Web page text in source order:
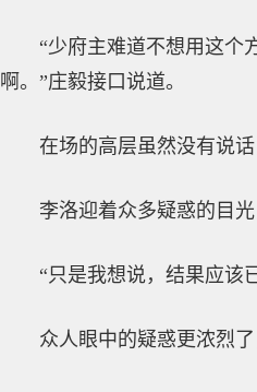
“少府主难道不想用这个
啊。”庄毅接口说道。
在场的高层虽然没有说
李洛迎着众多疑惑的目
“只是我想说，结果应该
众人眼中的疑惑更浓烈